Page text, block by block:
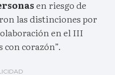
en riesgo de
las distinciones por
en el III
con corazón”.